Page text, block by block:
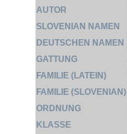
AUTOR
SLOVENIAN NAMEN
DEUTSCHEN NAMEN
GATTUNG
FAMILIE (LATEIN)
FAMILIE (SLOVENIAN)
ORDNUNG
KLASSE